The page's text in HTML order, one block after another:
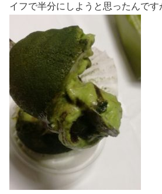
イフで半分にしようと思ったんです